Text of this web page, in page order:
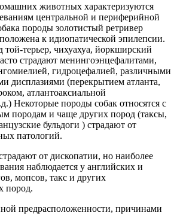
животных характеризуются
центральной и периферийной
породы золотистый ретривер
к идиопатической эпилепсии.
той-терьер, чихуахуа, йоркширский
страдают менингоэнцефалитами,
гидроцефалией, различными
дисплазиями (перекрытием атланта,
атлантоаксиальной
Некоторые породы собак относятся с
породам и чаще других пород (таксы,
бульдоги ) страдают от
патологий.
от дископатии, но наиболее
наблюдается у английских и
мопсов, такс и других
пород.
предрасположенности, причинами